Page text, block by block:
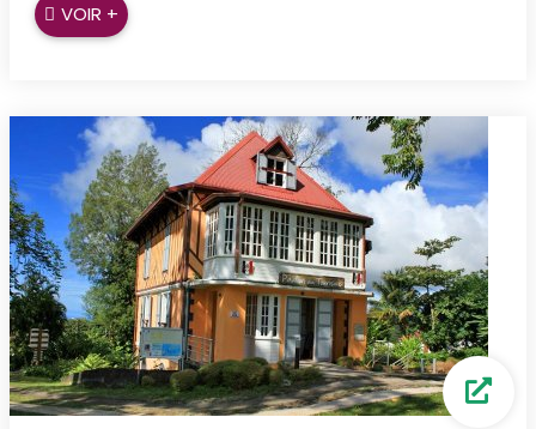
VOIR +